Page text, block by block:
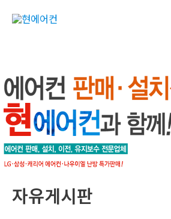
너
뛰
기
자유게시판